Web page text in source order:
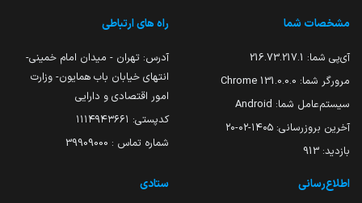
مشخصات شما
آی‌پی شما: 216.73.217.1
مرورگر شما: 131.0.0.0 Chrome
سیستم‌عامل شما: Android
آخرین بروزرسانی: ۱۴۰۵-۰۲-۲۰
بازدید: 913
راه های ارتباطی
آدرس: تهران - میدان امام خمینی-
انتهای خیابان باب همایون- وزارت
امور اقتصادی و دارایی
کدپستی: ۱۱۱۴۹۴۳۶۶۱
شماره تماس : 39909000
اطلاع‌رسانی ستادی